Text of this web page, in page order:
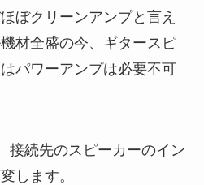
ぼクリーンアンプと言え
材全盛の今、ギタースピ
パワーアンプは必要不可
接続先のスピーカーのイン
します。